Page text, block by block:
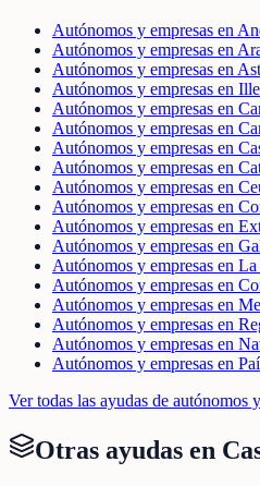
Autónomos y empresas en
Autónomos y empresas en
Autónomos y empresas en
Autónomos y empresas en
Autónomos y empresas en
Autónomos y empresas en
Autónomos y empresas en
Autónomos y empresas en
Autónomos y empresas en
Autónomos y empresas en
Autónomos y empresas en
Autónomos y empresas en
Autónomos y empresas en
Autónomos y empresas en
Autónomos y empresas en
Autónomos y empresas en
Autónomos y empresas en
Autónomos y empresas en
Ver todas las ayudas de autónomos
Otras ayudas en